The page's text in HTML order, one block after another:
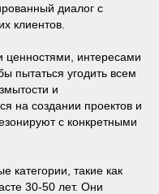
диалог с
клиентов.
ценностями, интересами
пытаться угодить всем
и
на создании проектов и
с конкретными
категории, такие как
30-50 лет. Они